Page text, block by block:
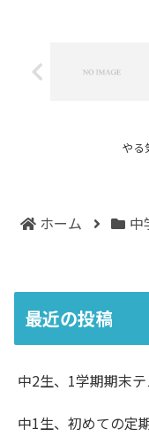
やる
ホーム 中
最近の投稿
中2生、1学期期末
中1生、初めての定